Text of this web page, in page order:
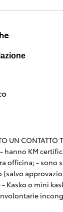
UN CONTATTO
hanno KM
officina; - sono
Kasko o mini